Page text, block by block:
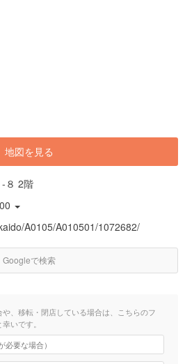
地図を見る
８ 2階
A0105/A010501/1072682/
Googleで検索
、移転・閉店している場合は、こちらのフ
いです。